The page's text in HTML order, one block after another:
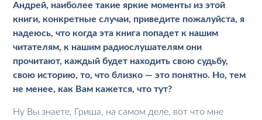
Андрей, наиболее такие яркие моменты из этой
книги, конкретные случаи, приведите пожалуйста, я
надеюсь, что когда эта книга попадет к нашим
читателям, к нашим радиослушателям они
прочитают, каждый будет находить свою судьбу,
свою историю, то, что близко — это понятно. Но, тем
не менее, как Вам кажется, что тут?
Ну Вы знаете, Гриша, на самом деле, вот что мне